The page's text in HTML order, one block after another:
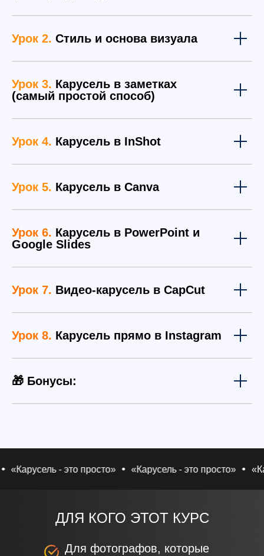
Урок 2. Стиль и основа визуала
Урок 3. Карусель в заметках
(самый простой способ)
Урок 4. Карусель в InShot
Урок 5. Карусель в Canva
Урок 6. Карусель в PowerPoint и
Google Slides
Урок 7. Видео-карусель в CapCut
Урок 8. Карусель прямо в Instagram
🎁 Бонусы:
- это просто» «Карусель - это просто»
ДЛЯ КОГО ЭТОТ КУРС
Для фотографов, которые